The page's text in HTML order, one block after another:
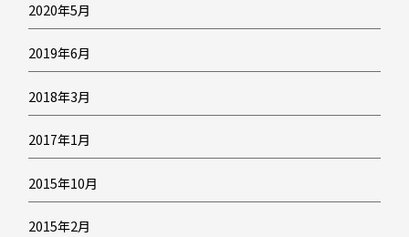
2020年5月
2019年6月
2018年3月
2017年1月
2015年10月
2015年2月